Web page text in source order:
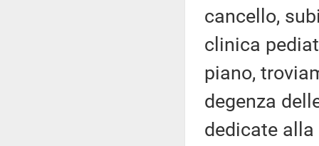
cancello,
clinica
piano,
degenza
dedicate